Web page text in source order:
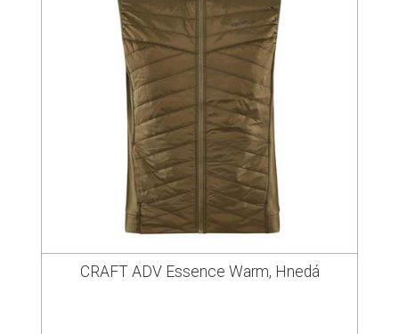
CRAFT ADV Essence Warm, Hnedá